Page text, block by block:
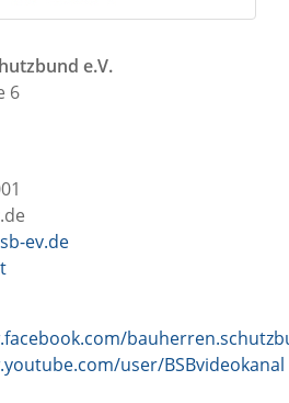
e.V.
6
ev.de
user/BSBvideokanal